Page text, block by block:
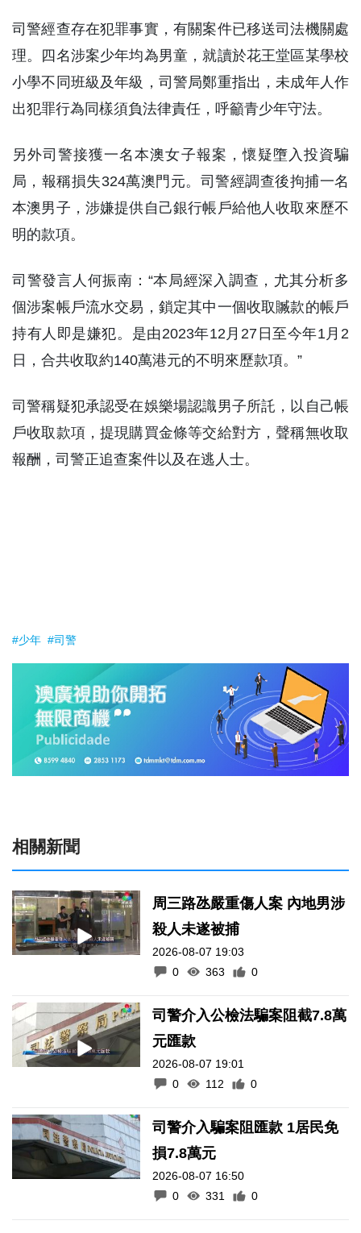
司警經查存在犯罪事實，有關案件已移送司法機關處
理。四名涉案少年均為男童，就讀於花王堂區某學校
小學不同班級及年級，司警局鄭重指出，未成年人作
出犯罪行為同樣須負法律責任，呼籲青少年守法。
另外司警接獲一名本澳女子報案，懷疑墮入投資騙
局，報稱損失324萬澳門元。司警經調查後拘捕一名
本澳男子，涉嫌提供自己銀行帳戶給他人收取來歷不
明的款項。
司警發言人何振南：“本局經深入調查，尤其分析多
個涉案帳戶流水交易，鎖定其中一個收取贓款的帳戶
持有人即是嫌犯。是由2023年12月27日至今年1月2
日，合共收取約140萬港元的不明來歷款項。”
司警稱疑犯承認受在娛樂場認識男子所託，以自己帳
戶收取款項，提現購買金條等交給對方，聲稱無收取
報酬，司警正追查案件以及在逃人士。
#少年 #司警
相關新聞
周三路氹嚴重傷人案 內地男涉
殺人未遂被捕
2026-08-07 19:03
0
363 0
司警介入公檢法騙案阻截7.8萬
元匯款
2026-08-07 19:01
0
112 0
司警介入騙案阻匯款 1居民免
損7.8萬元
2026-08-07 16:50
0
331 0